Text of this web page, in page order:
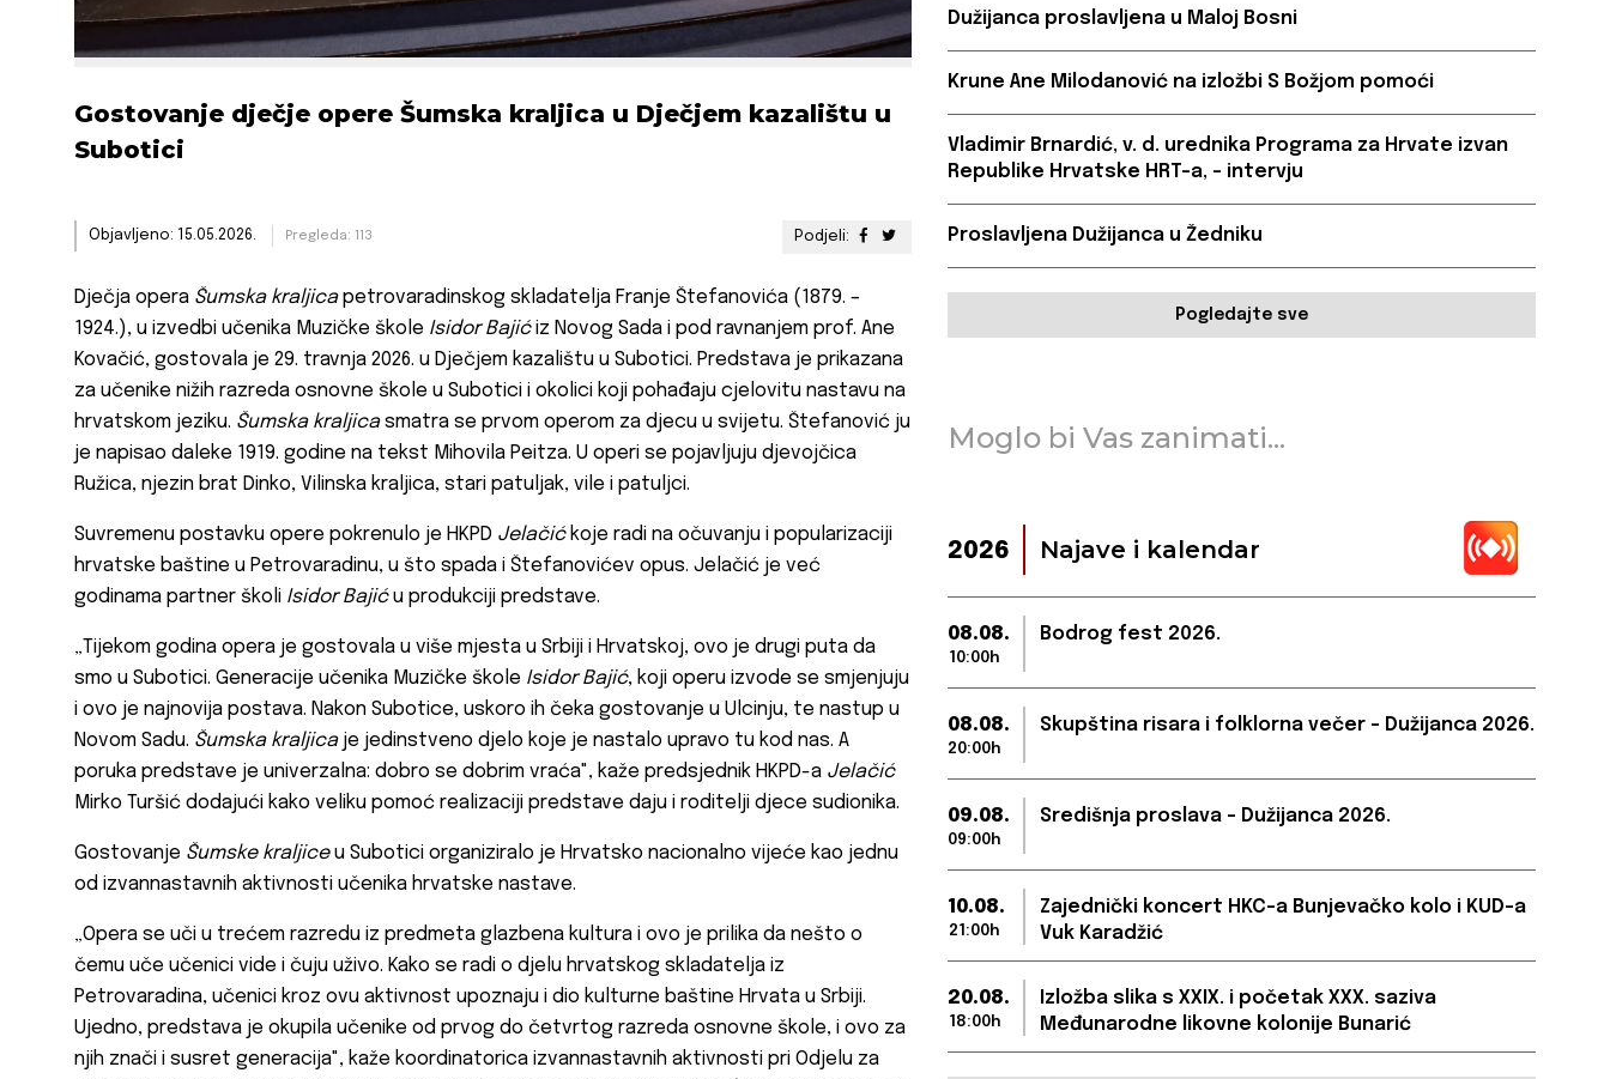
Gostovanje dječje opere Šumska kraljica u Dječjem kazalištu u
Subotici
Podjeli:
Objavljeno: 15.05.2026. Pregleda: 113
Dječja opera Šumska kraljicapetrovaradinskog skladatelja Franje Štefanovića (1879. –
1924.), u izvedbi učenika Muzičke škole Isidor Bajićiz Novog Sada i pod ravnanjem prof. Ane
Kovačić, gostovala je 29. travnja 2026. u Dječjem kazalištu u Subotici. Predstava je prikazana
za učenike nižih razreda osnovne škole u Subotici i okolici koji pohađaju cjelovitu nastavu na
hrvatskom jeziku. Šumska kraljicasmatra se prvom operom za djecu u svijetu. Štefanović ju
je napisao daleke 1919. godine na tekst Mihovila Peitza. U operi se pojavljuju djevojčica
Ružica, njezin brat Dinko, Vilinska kraljica, stari patuljak, vile i patuljci.
Suvremenu postavku opere pokrenulo je HKPD Jelačićkoje radi na očuvanju i popularizaciji
hrvatske baštine u Petrovaradinu, u što spada i Štefanovićev opus. Jelačić je već
godinama partner školi Isidor Bajiću produkciji predstave.
„Tijekom godina opera je gostovala u više mjesta u Srbiji i Hrvatskoj, ovo je drugi puta da
smo u Subotici. Generacije učenika Muzičke škole Isidor Bajić, koji operu izvode se smjenjuju
i ovo je najnovija postava. Nakon Subotice, uskoro ih čeka gostovanje u Ulcinju, te nastup u
Novom Sadu. Šumska kraljicaje jedinstveno djelo koje je nastalo upravo tu kod nas. A
poruka predstave je univerzalna: dobro se dobrim vraća", kaže predsjednik HKPD-a Jelačić
Mirko Turšić dodajući kako veliku pomoć realizaciji predstave daju i roditelji djece sudionika.
Gostovanje Šumske kraljiceu Subotici organiziralo je Hrvatsko nacionalno vijeće kao jednu
od izvannastavnih aktivnosti učenika hrvatske nastave.
„Opera se uči u trećem razredu iz predmeta glazbena kultura i ovo je prilika da nešto o
čemu uče učenici vide i čuju uživo. Kako se radi o djelu hrvatskog skladatelja iz
Petrovaradina, učenici kroz ovu aktivnost upoznaju i dio kulturne baštine Hrvata u Srbiji.
Ujedno, predstava je okupila učenike od prvog do četvrtog razreda osnovne škole, i ovo za
njih znači i susret generacija", kaže koordinatorica izvannastavnih aktivnosti pri Odjelu za
Dužijanca proslavljena u Maloj Bosni
Krune Ane Milodanović na izložbi S Božjom pomoći
Vladimir Brnardić, v. d. urednika Programa za Hrvate izvan
Republike Hrvatske HRT-a, – intervju
Proslavljena Dužijanca u Žedniku
Pogledajte sve
Moglo bi Vas zanimati...
2026 Najave i kalendar
08.08.
10:00h
Bodrog fest 2026.
08.08.
20:00h
Skupština risara i folklorna večer – Dužijanca 2026.
09.08.
09:00h
Središnja proslava – Dužijanca 2026.
10.08.
21:00h
Zajednički koncert HKC-a Bunjevačko kolo i KUD-a
Vuk Karadžić
20.08.
18:00h
Izložba slika s XXIX. i početak XXX. saziva
Međunarodne likovne kolonije Bunarić